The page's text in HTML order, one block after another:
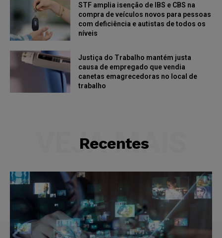
STF amplia isenção de IBS e CBS na
compra de veículos novos para pessoas
com deficiência e autistas de todos os
níveis
Justiça do Trabalho mantém justa
causa de empregado que vendia
canetas emagrecedoras no local de
trabalho
Recentes
VEJA MAIS